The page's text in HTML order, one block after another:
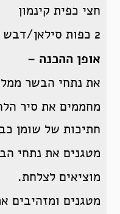
חצי כפית קינמון
2 כפות סילאן/דבש
אופן ההכנה –
את נתחי הבשר
מחממים את סיר
חתיכות של שומן
מטגנים את נתחי
מוציאים לצלחת.
מטגנים ומזהיבים